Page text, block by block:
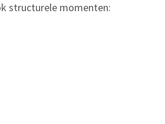
structurele momenten: